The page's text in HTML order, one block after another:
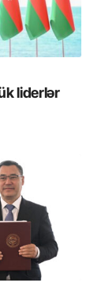
liderlər